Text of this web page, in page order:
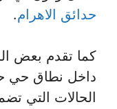
حدائق الاهرام.
كما تقدم بعض
داخل نطاق حي
الحالات التي